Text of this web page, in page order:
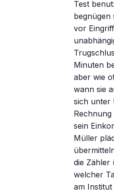
Test
begnügen
vor
Minuten
aber wie
wann sie
sich unter
sein
Müller
die Zähler
welcher
am